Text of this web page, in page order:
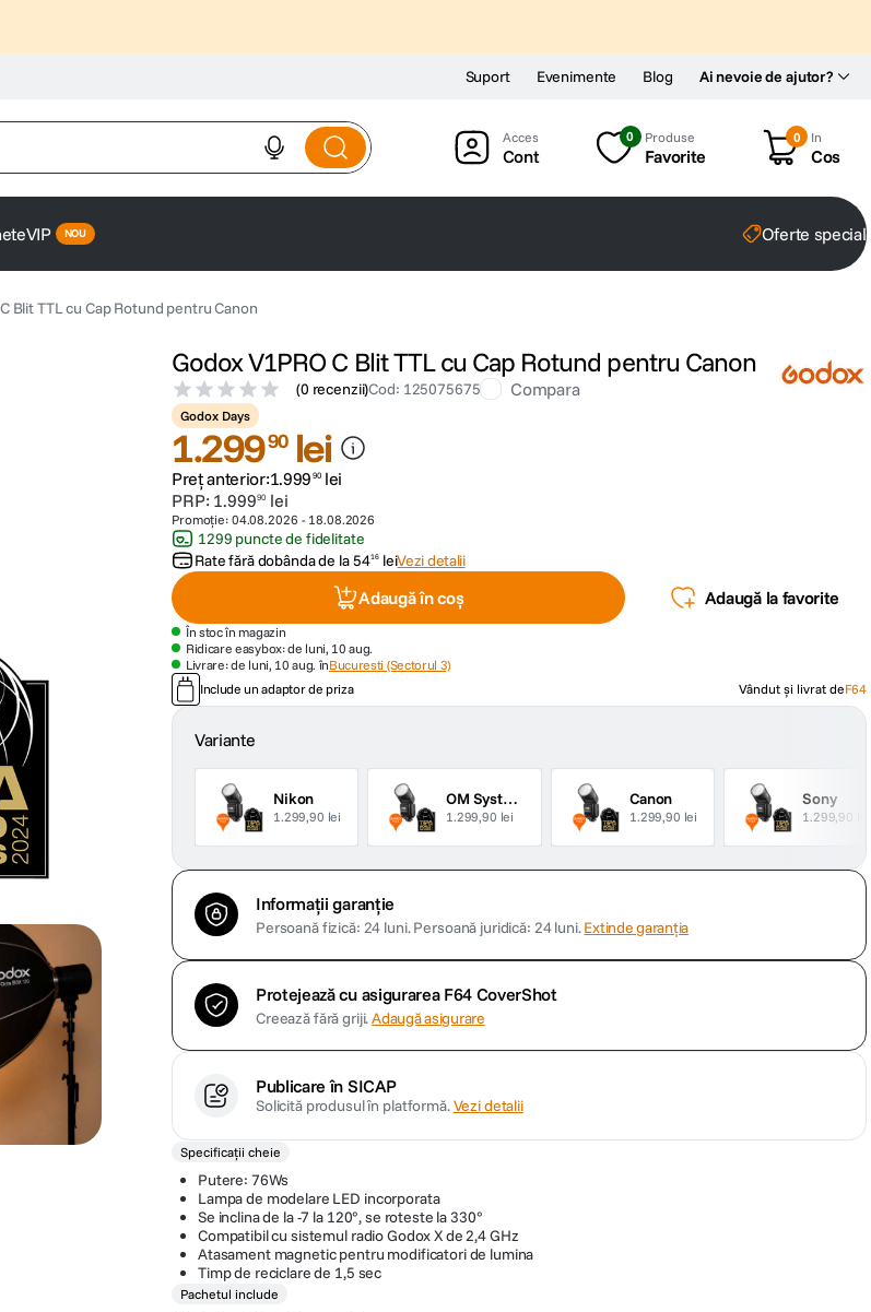
Ai nevoie de ajutor?
Suport Evenimente Blog
Cont
0 Produse
Favorite
0 In
Cos
VIP Oferte
Blit TTL cu Cap Rotund pentru Canon
Godox V1PRO C Blit TTL cu Cap Rotund pentru Canon
(0 recenzii)Cod: 125075675 Compara
Godox Days
1.29990 lei
Preț anterior:1.999 90 lei
PRP: 1.99990 lei
Promoție: 04.08.2026 - 18.08.2026
1299 puncte de fidelitate
Rate fără dobânda de la5416 leiVezi detalii
Adaugă în coș Adaugă la favorite
În stoc în magazin
Ridicare easybox: de luni, 10 aug.
Livrare: de luni, 10 aug. înBucuresti (Sectorul 3)
Include un adaptor de priza
Vândut și livrat deF64
Variante
Nikon
1.299,90 lei
OM Systems
1.299,90 lei
Canon
1.299,90 lei
Sony
1.299,90 lei
Informații garanție
Persoană fizică: 24 luni.Persoană juridică: 24 luni.Extinde garanția
Protejează cu asigurarea F64 CoverShot
Creează fără griji.Adaugă asigurare
Publicare în SICAP
Solicită produsul în platformă.Vezi detalii
Specificații cheie
Putere: 76Ws
Lampa de modelare LED incorporata
Se inclina de la -7 la 120°, se roteste la 330°
Compatibil cu sistemul radio Godox X de 2,4 GHz
Atasament magnetic pentru modificatori de lumina
Timp de reciclare de 1,5 sec
Pachetul include